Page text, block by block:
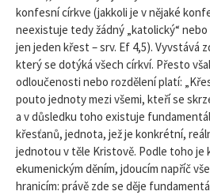
konfesní církve (jakkoli je v nějaké
neexistuje tedy žádný „katolický“
jen jeden křest – srv. Ef 4,5). Vyvstává
který se dotýká všech církví. Přesto
odloučenosti nebo rozdělení platí:
pouto jednoty mezi všemi, kteří se
a v důsledku toho existuje
křesťanů, jednota, jež je konkrétní,
jednotou v těle Kristově. Podle toho je
ekumenickým děním, jdoucím napříč
hranicím: právě zde se děje